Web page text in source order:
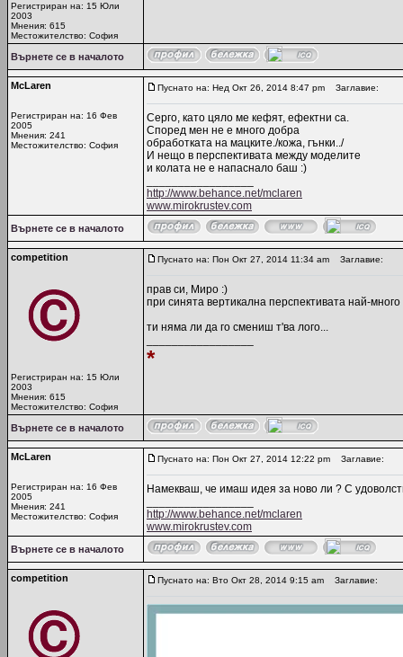
Регистриран на: 15 Юли
2003
Мнения: 615
Местожителство: София
Върнете се в началото
McLaren
Регистриран на: 16 Фев
2005
Мнения: 241
Местожителство: София
Пуснато на: Нед Окт 26, 2014 8:47 pm Заглавие:
Серго, като цяло ме кефят, ефектни са.
Според мен не е много добра
обработката на мацките./кожа, гънки../
И нещо в перспективата между моделитe
и колата не е напаснало баш :)
http://www.behance.net/mclaren
www.mirokrustev.com
Върнете се в началото
competition
Регистриран на: 15 Юли
2003
Мнения: 615
Местожителство: София
Пуснато на: Пон Окт 27, 2014 11:34 am Заглавие:
прав си, Миро :)
при синята вертикална перспективата най-
ти няма ли да го смениш т'ва лого...
*
Върнете се в началото
McLaren
Регистриран на: 16 Фев
2005
Мнения: 241
Местожителство: София
Пуснато на: Пон Окт 27, 2014 12:22 pm Заглавие:
Намекваш, че имаш идея за ново ли ? С
http://www.behance.net/mclaren
www.mirokrustev.com
Върнете се в началото
competition Пуснато на: Вто Окт 28, 2014 9:15 am Заглавие: